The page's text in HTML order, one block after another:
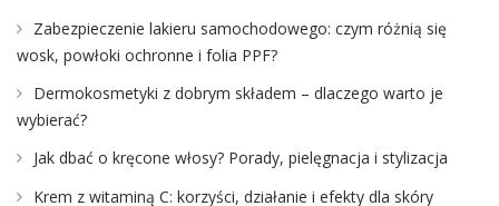
Zabezpieczenie lakieru samochodowego: czym różnią się
wosk, powłoki ochronne i folia PPF?
Dermokosmetyki z dobrym składem – dlaczego warto je
wybierać?
Jak dbać o kręcone włosy? Porady, pielęgnacja i stylizacja
Krem z witaminą C: korzyści, działanie i efekty dla skóry